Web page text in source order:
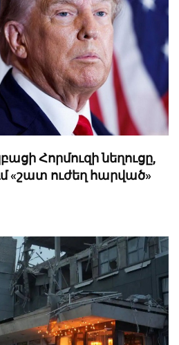
Հորմուզի նեղուցը,
«շատ ուժեղ հարված»